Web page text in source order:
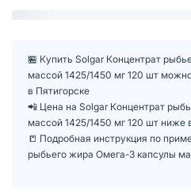
🏪 Купить Solgar Концентрат
массой 1425/1450 мг 120 шт
в Пятигорске
📲 Цена на Solgar Концентрат
массой 1425/1450 мг 120 шт
📒 Подробная инструкция по
рыбьего жира Омега-3 капсулы